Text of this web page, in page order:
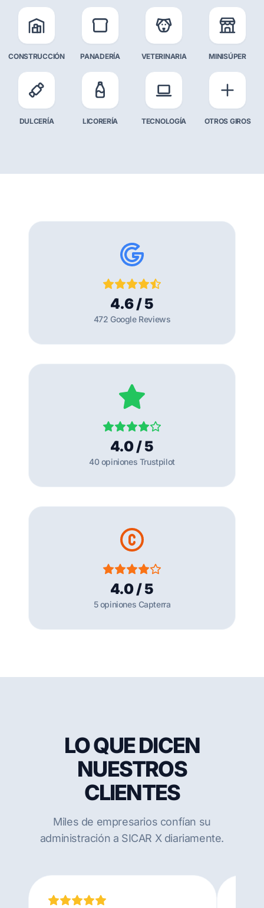
CONSTRUCCIÓN PANADERÍA VETERINARIA MINISÚPER
DULCERÍA LICORERÍA TECNOLOGÍA OTROS GIROS
4.6 / 5
472 Google Reviews
4.0 / 5
40 opiniones Trustpilot
4.0 / 5
5 opiniones Capterra
LO QUE DICEN
NUESTROS
CLIENTES
Miles de empresarios confían su
administración a SICAR X diariamente.